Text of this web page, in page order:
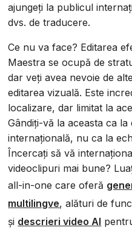
ajungeți la publicul
dvs. de traducere.
Ce nu va face? Editarea
Maestra se ocupă de
dar veți avea nevoie de
editarea vizuală. Este
localizare, dar limitat la
Gândiți-vă la aceasta ca
internațională, nu ca la
Încercați să vă
videoclipuri mai bune?
all-in-one care oferă
multilingve, alături de
și descrieri video AI